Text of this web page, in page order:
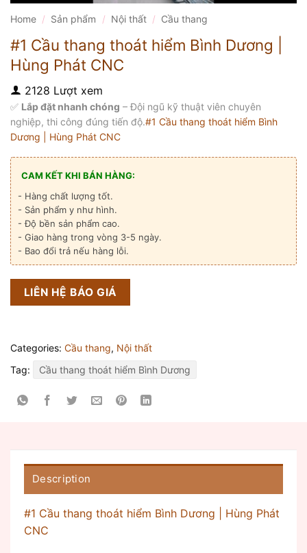
Home / Sản phẩm / Nội thất / Cầu thang
#1 Cầu thang thoát hiểm Bình Dương |
Hùng Phát CNC
2128 Lượt xem
✅ Lắp đặt nhanh chóng – Đội ngũ kỹ thuật viên chuyên
nghiệp, thi công đúng tiến độ.#1 Cầu thang thoát hiểm Bình
Dương | Hùng Phát CNC
CAM KẾT KHI BÁN HÀNG:
- Hàng chất lượng tốt.
- Sản phẩm y như hình.
- Độ bền sản phẩm cao.
- Giao hàng trong vòng 3-5 ngày.
- Bao đổi trả nếu hàng lỗi.
LIÊN HỆ BÁO GIÁ
Categories: Cầu thang, Nội thất
Tag:
Cầu thang thoát hiểm Bình Dương
Description
#1 Cầu thang thoát hiểm Bình Dương | Hùng Phát
CNC